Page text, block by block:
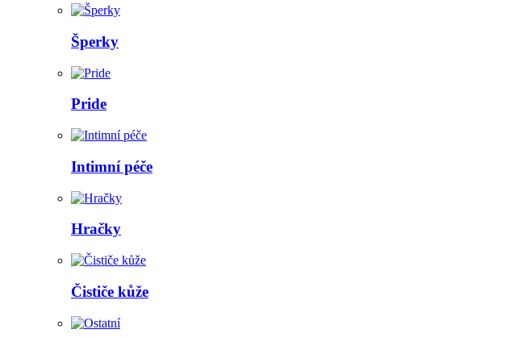
Šperky
Pride
Intimní péče
Hračky
Čističe kůže